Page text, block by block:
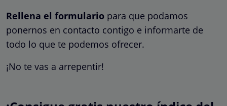
Rellena el formulario para que podamos
ponernos en contacto contigo e informarte de
todo lo que te podemos ofrecer.
¡No te vas a arrepentir!